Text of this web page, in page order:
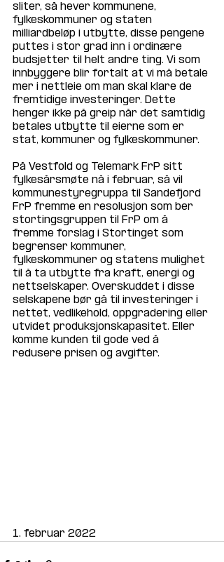
sliter, så hever kommunene,
fylkeskommuner og staten
milliardbeløp i utbytte, disse pengene
puttes i stor grad inn i ordinære
budsjetter til helt andre ting. Vi som
innbyggere blir fortalt at vi må betale
mer i nettleie om man skal klare de
fremtidige investeringer. Dette
henger ikke på greip når det samtidig
betales utbytte til eierne som er
stat, kommuner og fylkeskommuner.
På Vestfold og Telemark FrP sitt
fylkesårsmøte nå i februar, så vil
kommunestyregruppa til Sandefjord
FrP fremme en resolusjon som ber
stortingsgruppen til FrP om å
fremme forslag i Stortinget som
begrenser kommuner,
fylkeskommuner og statens mulighet
til å ta utbytte fra kraft, energi og
nettselskaper. Overskuddet i disse
selskapene bør gå til investeringer i
nettet, vedlikehold, oppgradering eller
utvidet produksjonskapasitet. Eller
komme kunden til gode ved å
redusere prisen og avgifter.
1. februar 2022